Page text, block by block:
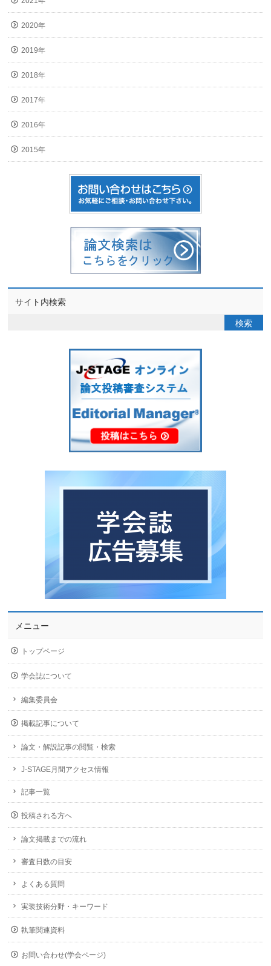
2020年
2019年
2018年
2017年
2016年
2015年
サイト内検索
メニュー
トップページ
学会誌について
編集委員会
掲載記事について
論文・解説記事の閲覧・検索
J-STAGE月間アクセス情報
記事一覧
投稿される方へ
論文掲載までの流れ
審査日数の目安
よくある質問
実装技術分野・キーワード
執筆関連資料
お問い合わせ(学会ページ)